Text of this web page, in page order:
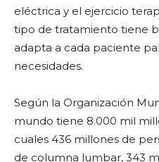
eléctrica y el ejercicio
tipo de tratamiento tiene
adapta a cada paciente
necesidades.
Según la Organización
mundo tiene 8.000 mil
cuales 436 millones de
de columna lumbar, 343